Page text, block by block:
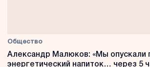
Общество
Александр Малюков: «Мы опускали
энергетический напиток… через 5